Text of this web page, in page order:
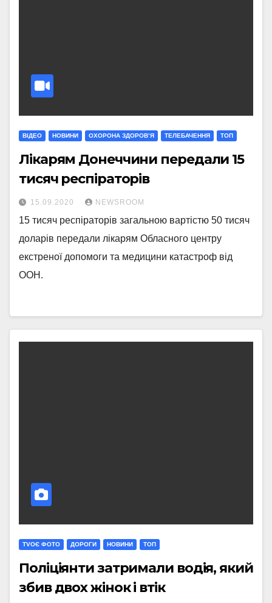
ВІДЕО НОВИНИ ОХОРОНА ЗДОРОВ’Я ТЕЛЕБАЧЕННЯ ТОП
Лікарям Донеччини передали 15
тисяч респіраторів
15.09.2020 NEWSROOM
15 тисяч респіраторів загальною вартістю 50 тисяч
доларів передали лікарям Обласного центру
екстреної допомоги та медицини катастроф від
ООН.
TVОЄ ФОТО ДОРОГИ НОВИНИ ТОП
Поліціянти затримали водія, який
збив двох жінок і втік